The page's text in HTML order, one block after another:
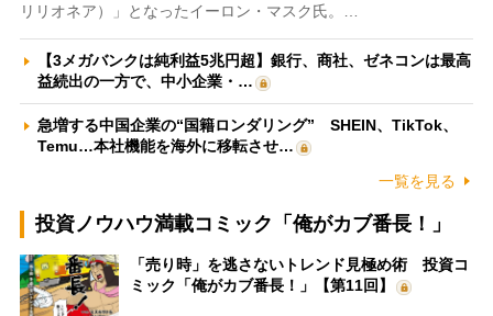
リリオネア）」となったイーロン・マスク氏。…
【3メガバンクは純利益5兆円超】銀行、商社、ゼネコンは最高
益続出の一方で、中小企業・…
急増する中国企業の“国籍ロンダリング” SHEIN、TikTok、
Temu…本社機能を海外に移転させ…
一覧を見る
投資ノウハウ満載コミック「俺がカブ番長！」
「売り時」を逃さないトレンド見極め術 投資コ
ミック「俺がカブ番長！」【第11回】